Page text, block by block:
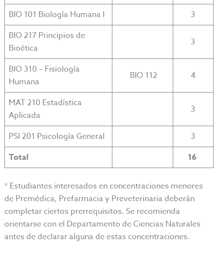
BIO 101 Biología Humana I
3
BIO 217 Principios de
Bioética
3
BIO 310 – Fisiología
Humana
BIO 112 4
MAT 210 Estadística
Aplicada
3
PSI 201 Psicología General
3
Total
16
* Estudiantes interesados en concentraciones menores
de Premédica, Prefarmacia y Preveterinaria deberán
completar ciertos prerrequisitos. Se recomienda
orientarse con el Departamento de Ciencias Naturales
antes de declarar alguna de estas concentraciones.